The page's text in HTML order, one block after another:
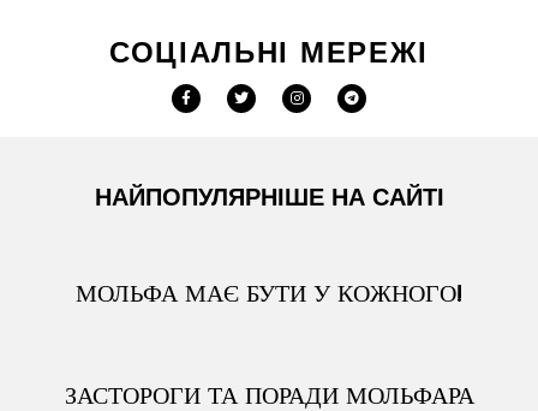
СОЦІАЛЬНІ МЕРЕЖІ
НАЙПОПУЛЯРНІШЕ НА САЙТІ
МОЛЬФА МАЄ БУТИ У КОЖНОГО!
ЗАСТОРОГИ ТА ПОРАДИ МОЛЬФАРА